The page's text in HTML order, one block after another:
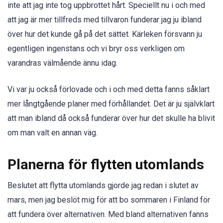
inte att jag inte tog uppbrottet hårt. Speciellt nu i och med
att jag är mer tillfreds med tillvaron funderar jag ju ibland
över hur det kunde gå på det sättet. Kärleken försvann ju
egentligen ingenstans och vi bryr oss verkligen om
varandras välmående ännu idag.
Vi var ju också förlovade och i och med detta fanns såklart
mer långtgående planer med förhållandet. Det är ju självklart
att man ibland då också funderar över hur det skulle ha blivit
om man valt en annan väg.
Planerna för flytten utomlands
Beslutet att flytta utomlands gjorde jag redan i slutet av
mars, men jag beslöt mig för att bo sommaren i Finland för
att fundera över alternativen. Med bland alternativen fanns